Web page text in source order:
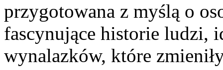
przygotowana z myślą o
fascynujące historie ludzi,
wynalazków, które